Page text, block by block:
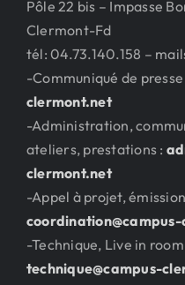
Pôle 22 bis – Impasse
Clermont-Fd
tél: 04.73.140.158 –
-Communiqué de presse
clermont.net
-Administration,
ateliers, prestations :
clermont.net
-Appel à projet,
-Technique, Live in
technique@campus-